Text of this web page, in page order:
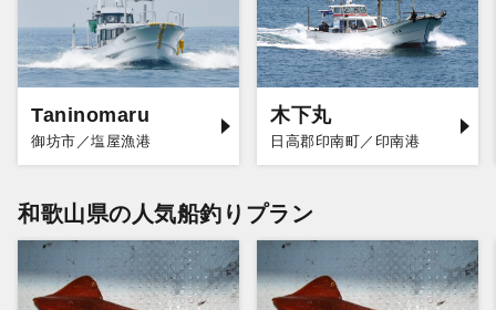
Taninomaru
御坊市／塩屋漁港
木下丸
日高郡印南町／印南港
和歌山県の人気船釣りプラン